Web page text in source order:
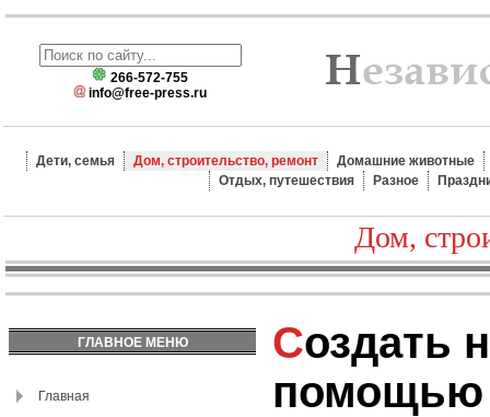
266-572-755
info@free-press.ru
Дети, семья Дом, строительство, ремонт
Домашние животные
Отдых, путешествия
Разное
Дом,
ГЛАВНОЕ МЕНЮ
Главная
Создать настроение с
помощью